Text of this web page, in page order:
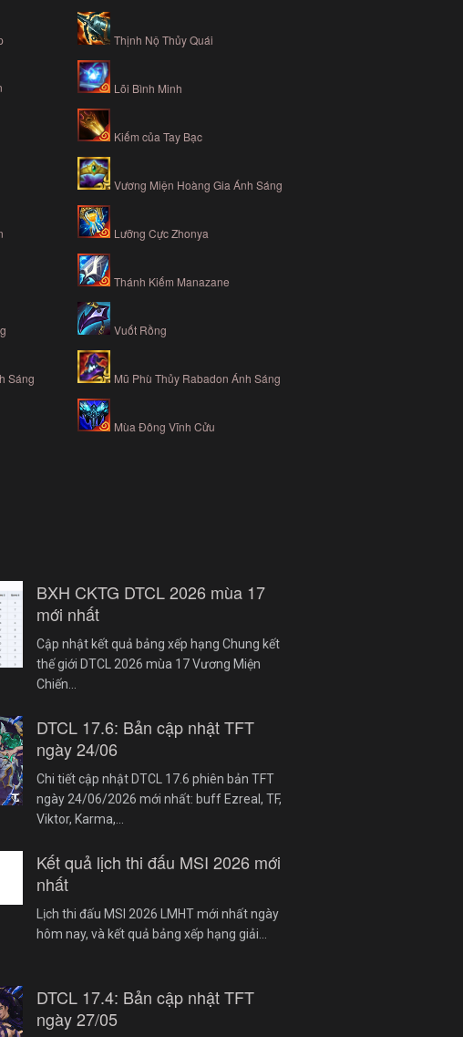
Thịnh Nộ Thủy Quái
Lõi Bình Minh
Kiếm của Tay Bạc
Vương Miện Hoàng Gia Ánh Sáng
Lưỡng Cực Zhonya
Thánh Kiếm Manazane
Vuốt Rồng
Sáng Mũ Phù Thủy Rabadon Ánh Sáng
Mùa Đông Vĩnh Cửu
BXH CKTG DTCL 2026 mùa 17
mới nhất
Cập nhật kết quả bảng xếp hạng Chung kết
thế giới DTCL 2026 mùa 17 Vương Miện
Chiến…
DTCL 17.6: Bản cập nhật TFT
ngày 24/06
Chi tiết cập nhật DTCL 17.6 phiên bản TFT
ngày 24/06/2026 mới nhất: buff Ezreal, TF,
Viktor, Karma,…
Kết quả lịch thi đấu MSI 2026 mới
nhất
Lịch thi đấu MSI 2026 LMHT mới nhất ngày
hôm nay, và kết quả bảng xếp hạng giải…
DTCL 17.4: Bản cập nhật TFT
ngày 27/05